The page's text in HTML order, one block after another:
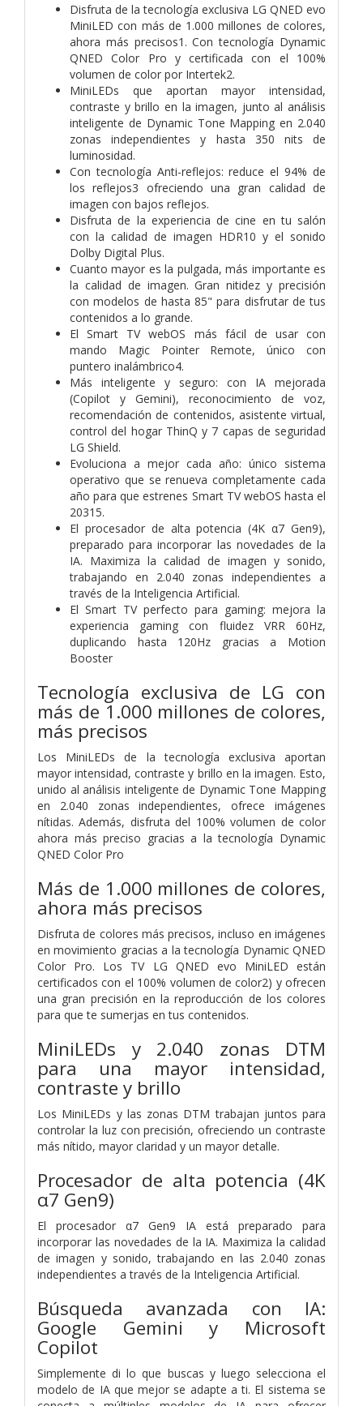
Disfruta de la tecnología exclusiva LG QNED evo
MiniLED con más de 1.000 millones de colores,
ahora más precisos1. Con tecnología Dynamic
QNED Color Pro y certificada con el 100%
volumen de color por Intertek2.
MiniLEDs que aportan mayor intensidad,
contraste y brillo en la imagen, junto al análisis
inteligente de Dynamic Tone Mapping en 2.040
zonas independientes y hasta 350 nits de
luminosidad.
Con tecnología Anti-reflejos: reduce el 94% de
los reflejos3 ofreciendo una gran calidad de
imagen con bajos reflejos.
Disfruta de la experiencia de cine en tu salón
con la calidad de imagen HDR10 y el sonido
Dolby Digital Plus.
Cuanto mayor es la pulgada, más importante es
la calidad de imagen. Gran nitidez y precisión
con modelos de hasta 85" para disfrutar de tus
contenidos a lo grande.
El Smart TV webOS más fácil de usar con
mando Magic Pointer Remote, único con
puntero inalámbrico4.
Más inteligente y seguro: con IA mejorada
(Copilot y Gemini), reconocimiento de voz,
recomendación de contenidos, asistente virtual,
control del hogar ThinQ y 7 capas de seguridad
LG Shield.
Evoluciona a mejor cada año: único sistema
operativo que se renueva completamente cada
año para que estrenes Smart TV webOS hasta el
20315.
El procesador de alta potencia (4K α7 Gen9),
preparado para incorporar las novedades de la
IA. Maximiza la calidad de imagen y sonido,
trabajando en 2.040 zonas independientes a
través de la Inteligencia Artificial.
El Smart TV perfecto para gaming: mejora la
experiencia gaming con fluidez VRR 60Hz,
duplicando hasta 120Hz gracias a Motion
Booster
Tecnología exclusiva de LG con
más de 1.000 millones de colores,
más precisos
Los MiniLEDs de la tecnología exclusiva aportan
mayor intensidad, contraste y brillo en la imagen. Esto,
unido al análisis inteligente de Dynamic Tone Mapping
en 2.040 zonas independientes, ofrece imágenes
nítidas. Además, disfruta del 100% volumen de color
ahora más preciso gracias a la tecnología Dynamic
QNED Color Pro
Más de 1.000 millones de colores,
ahora más precisos
Disfruta de colores más precisos, incluso en imágenes
en movimiento gracias a la tecnología Dynamic QNED
Color Pro. Los TV LG QNED evo MiniLED están
certificados con el 100% volumen de color2) y ofrecen
una gran precisión en la reproducción de los colores
para que te sumerjas en tus contenidos.
MiniLEDs y 2.040 zonas DTM
para una mayor intensidad,
contraste y brillo
Los MiniLEDs y las zonas DTM trabajan juntos para
controlar la luz con precisión, ofreciendo un contraste
más nítido, mayor claridad y un mayor detalle.
Procesador de alta potencia (4K
α7 Gen9)
El procesador α7 Gen9 IA está preparado para
incorporar las novedades de la IA. Maximiza la calidad
de imagen y sonido, trabajando en las 2.040 zonas
independientes a través de la Inteligencia Artificial.
Búsqueda avanzada con IA:
Google Gemini y Microsoft
Copilot
Simplemente di lo que buscas y luego selecciona el
modelo de IA que mejor se adapte a ti. El sistema se